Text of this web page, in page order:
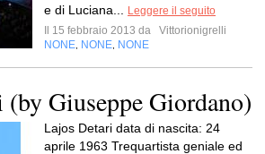
e di Luciana...
Leggere il seguito
Il 15 febbraio 2013 da
Vittorionigrelli
NONE NONE NONE
Giuseppe Giordano)
Lajos Detari data di nascita: 24
aprile 1963 Trequartista geniale ed